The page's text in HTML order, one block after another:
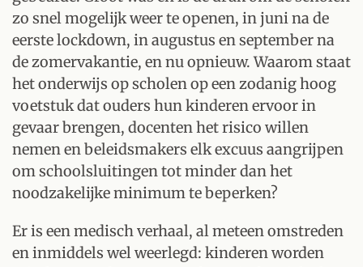
zo snel mogelijk weer te openen, in juni na de
eerste lockdown, in augustus en september na
de zomervakantie, en nu opnieuw. Waarom staat
het onderwijs op scholen op een zodanig hoog
voetstuk dat ouders hun kinderen ervoor in
gevaar brengen, docenten het risico willen
nemen en beleidsmakers elk excuus aangrijpen
om schoolsluitingen tot minder dan het
noodzakelijke minimum te beperken?
Er is een medisch verhaal, al meteen omstreden
en inmiddels wel weerlegd: kinderen worden